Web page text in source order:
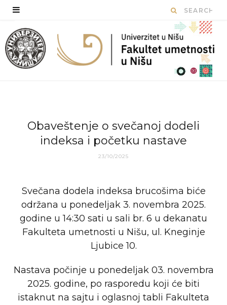
Obaveštenje o svečanoj dodeli
indeksa i početku nastave
23/10/2025
Svečana dodela indeksa brucošima biće
održana u ponedeljak 3. novembra 2025.
godine u 14:30 sati u sali br. 6 u dekanatu
Fakulteta umetnosti u Nišu, ul. Kneginje
Ljubice 10.
Nastava počinje u ponedeljak 03. novembra
2025. godine, po rasporedu koji će biti
istaknut na sajtu i oglasnoj tabli Fakulteta